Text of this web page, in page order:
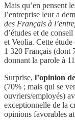
Mais qu’en pensent
l’entreprise leur a
des Français à
d’études et de
et Veolia. Cette étude
1 320 Français (dont
donnant la parole à
Surprise, l’opinion
(70% ; mais qui se
ouvriers/employés)
exceptionnelle de la
opinions favorables